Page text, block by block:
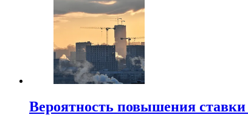
Вероятность повышения